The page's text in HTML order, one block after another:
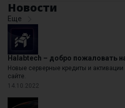
Новости
Еще
Halabtech – добро пожаловать
Новые серверные кредиты и
сайте.
14.10.2022